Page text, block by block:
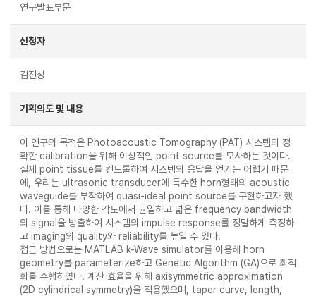
연구발표부문
신청자
김진성
기획의도 및 내용
이 연구의 목적은 Photoacoustic Tomography (PAT) 시스템의 정
확한 calibration을 위해 이상적인 point source를 모사하는 것이다.
실제 point tissue를 컨트롤하여 시스템의 응답을 얻기는 어렵기 때문
에, 우리는 ultrasonic transducer에 특수한 horn형태의 acoustic
waveguide를 부착하여 quasi-ideal point source를 구현하고자 했
다. 이를 통해 다양한 각도에서 균일하고 넓은 frequency bandwidth
의 signal을 방출하여 시스템의 impulse response를 정밀하게 측정하
고 imaging의 quality와 reliability를 높일 수 있다.
접근 방법으로는 MATLAB k-Wave simulator를 이용해 horn
geometry를 parameterize하고 Genetic Algorithm (GA)으로 최적
화를 수행하였다. 계산 효율을 위해 axisymmetric approximation
(2D cylindrical symmetry)을 적용했으며, taper curve, length,